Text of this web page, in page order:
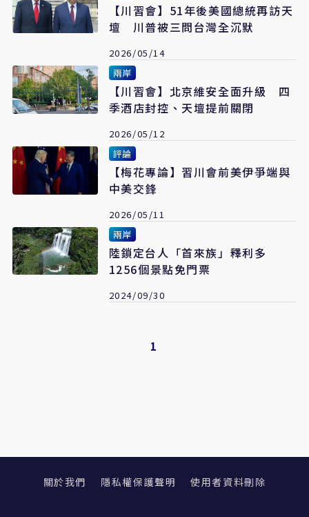
【川習會】51年後美國總統再訪天
壇 川普被三問台灣全沉默
2026/05/14
兩岸
【川習會】北京維安全面升級 四
季酒店封控、天壇提前關閉
2026/05/12
評論
【梅花專論】習川會前美伊爭端與
中美交鋒
2026/05/11
兩岸
陸鎖定台人「首來族」釋利多
1256個景點免門票
2024/09/30
1
關於我們 隱私權保護聲明 使用者資料刪除